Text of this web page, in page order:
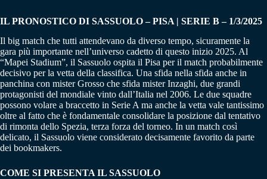
IL PRONOSTICO DI SASSUOLO – PISA | SERIE B – 1/3/2025
Il big match che tutti attendevano da diverso tempo, sicuramente la
gara più importante nell’universo cadetto di questo inizio 2025. Al
“Mapei Stadium”, il Sassuolo ospita il Pisa per il match probabilmente
decisivo per la vetta della classifica. Una sfida nella sfida anche in
panchina con mister Grosso che sfida mister Inzaghi, due grandi
protagonisti del mondiale vinto dall’Italia nel 2006. Le due squadre
possono volare a braccetto in Serie A ma anche la vetta vale tantissimo
oltre al fatto che è fondamentale consolidare la posizione dal tentativo
di rimonta dello Spezia, terza forza del torneo. In un match così
delicato, il Sassuolo viene considerato decisamente favorito da parte
dei bookmakers.
COME SI PRESENTA IL SASSUOLO